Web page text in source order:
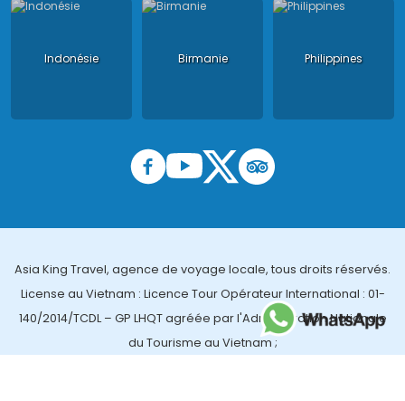
Indonésie Birmanie Philippines
Asia King Travel, agence de voyage locale, tous droits réservés.
License au Vietnam : Licence Tour Opérateur International : 01-
140/2014/TCDL – GP LHQT agréée par l'Administration Nationale
du Tourisme au Vietnam ;